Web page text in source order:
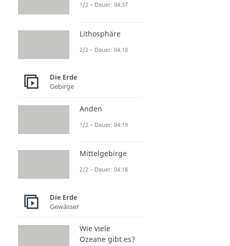
1/2 – Dauer: 04:37
Lithosphäre
2/2 – Dauer: 04:10
Die Erde
Gebirge
Anden
1/2 – Dauer: 04:19
Mittelgebirge
2/2 – Dauer: 04:18
Die Erde
Gewässer
Wie viele
Ozeane gibt es?